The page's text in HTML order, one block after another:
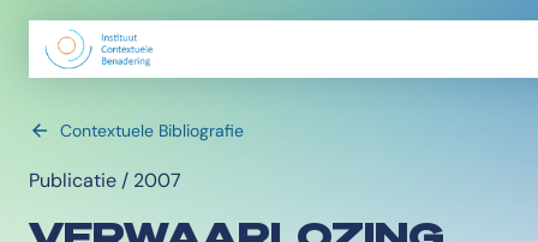
Contextuele Bibliografie
Publicatie / 2007